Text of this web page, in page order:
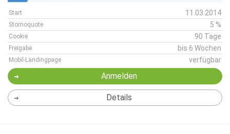
Start 11.03.2014
Stornoquote 5 %
Cookie 90 Tage
Freigabe bis 6 Wochen
Mobil-Landingpage verfügbar
Anmelden
Details